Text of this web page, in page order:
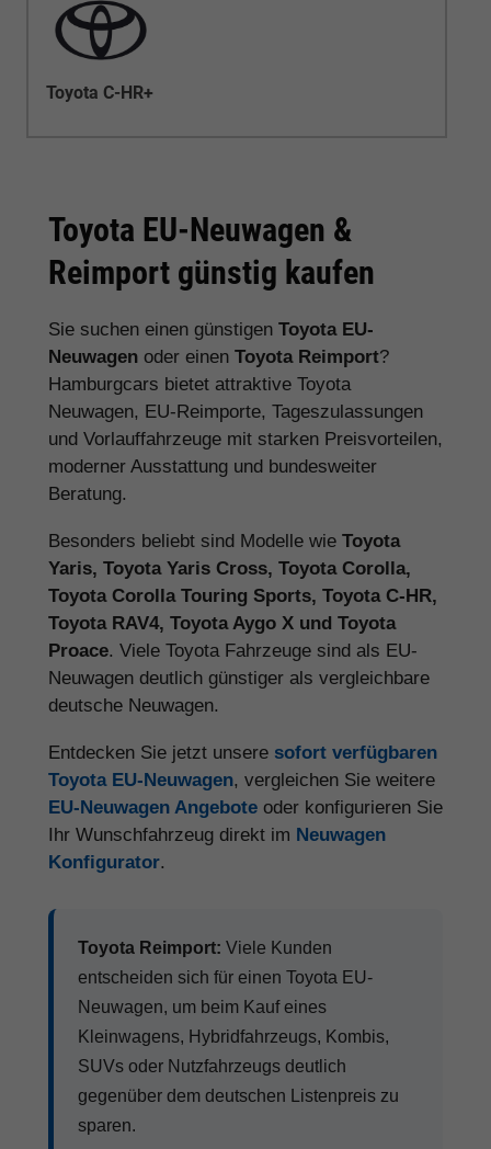
Toyota C-HR+
Toyota EU-Neuwagen &
Reimport günstig kaufen
Sie suchen einen günstigen Toyota EU-
Neuwagen oder einen Toyota Reimport?
Hamburgcars bietet attraktive Toyota
Neuwagen, EU-Reimporte, Tageszulassungen
und Vorlauffahrzeuge mit starken Preisvorteilen,
moderner Ausstattung und bundesweiter
Beratung.
Besonders beliebt sind Modelle wie Toyota
Yaris, Toyota Yaris Cross, Toyota Corolla,
Toyota Corolla Touring Sports, Toyota C-HR,
Toyota RAV4, Toyota Aygo X und Toyota
Proace. Viele Toyota Fahrzeuge sind als EU-
Neuwagen deutlich günstiger als vergleichbare
deutsche Neuwagen.
Entdecken Sie jetzt unsere sofort verfügbaren
Toyota EU-Neuwagen, vergleichen Sie weitere
EU-Neuwagen Angebote oder konfigurieren Sie
Ihr Wunschfahrzeug direkt im Neuwagen
Konfigurator.
Toyota Reimport: Viele Kunden
entscheiden sich für einen Toyota EU-
Neuwagen, um beim Kauf eines
Kleinwagens, Hybridfahrzeugs, Kombis,
SUVs oder Nutzfahrzeugs deutlich
gegenüber dem deutschen Listenpreis zu
sparen.